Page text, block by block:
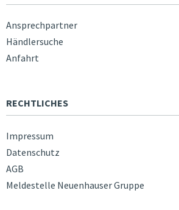
Ansprechpartner
Händlersuche
Anfahrt
RECHTLICHES
Impressum
Datenschutz
AGB
Meldestelle Neuenhauser Gruppe